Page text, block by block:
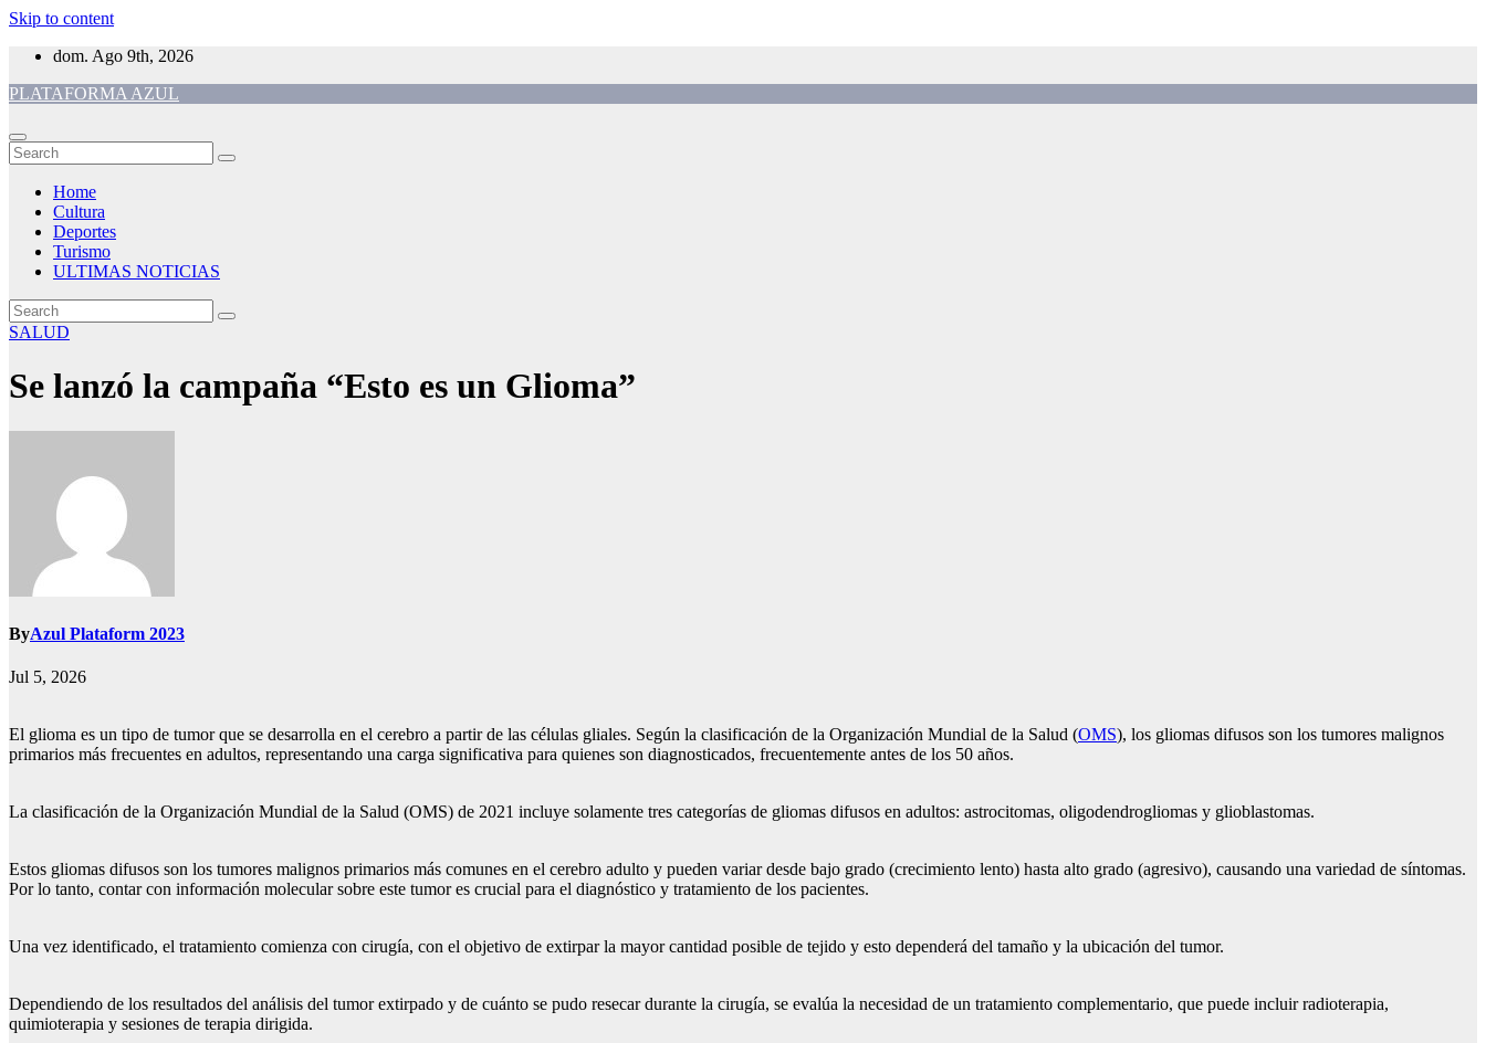
Skip to content
dom. Ago 9th, 2026
PLATAFORMA AZUL
Home
Cultura
Deportes
Turismo
ULTIMAS NOTICIAS
SALUD
Se lanzó la campaña “Esto es un Glioma”
ByAzul Plataform 2023
Jul 5, 2026
El glioma es un tipo de tumor que se desarrolla en el cerebro a partir de las células gliales. Según la clasificación de la Organización Mundial de la Salud (OMS), los gliomas difusos son los tumores malignos
primarios más frecuentes en adultos, representando una carga significativa para quienes son diagnosticados, frecuentemente antes de los 50 años.
La clasificación de la Organización Mundial de la Salud (OMS) de 2021 incluye solamente tres categorías de gliomas difusos en adultos: astrocitomas, oligodendrogliomas y glioblastomas.
Estos gliomas difusos son los tumores malignos primarios más comunes en el cerebro adulto y pueden variar desde bajo grado (crecimiento lento) hasta alto grado (agresivo), causando una variedad de síntomas.
Por lo tanto, contar con información molecular sobre este tumor es crucial para el diagnóstico y tratamiento de los pacientes.
Una vez identificado, el tratamiento comienza con cirugía, con el objetivo de extirpar la mayor cantidad posible de tejido y esto dependerá del tamaño y la ubicación del tumor.
Dependiendo de los resultados del análisis del tumor extirpado y de cuánto se pudo resecar durante la cirugía, se evalúa la necesidad de un tratamiento complementario, que puede incluir radioterapia,
quimioterapia y sesiones de terapia dirigida.